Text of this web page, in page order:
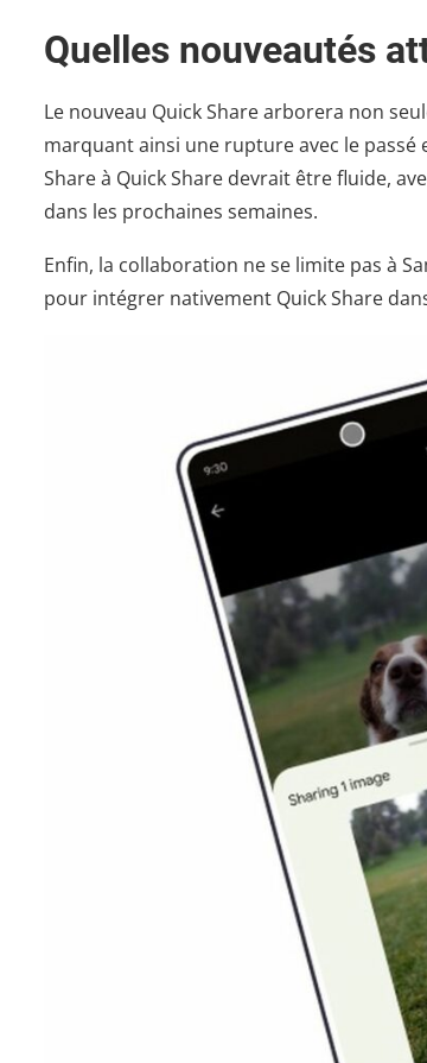
Quelles nouveautés
Le nouveau Quick Share arborera non
marquant ainsi une rupture avec le
Share à Quick Share devrait être fluide,
dans les prochaines semaines.
Enfin, la collaboration ne se limite pas à
pour intégrer nativement Quick Share